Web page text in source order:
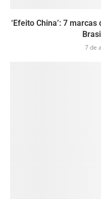
‘Efeito China’: 7
7 de